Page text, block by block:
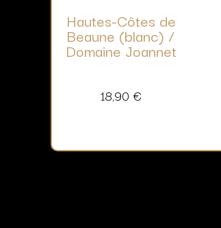
Hautes-Côtes de
Beaune (blanc) /
Domaine Joannet
18,90 €